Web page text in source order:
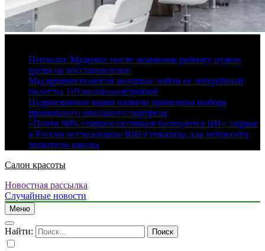
Психолог Маденко: после экзаменов ребенку нужно
время на восстановление
Мусорщики помогли женщине найти ее лотерейный
билет на 110 миллионов рублей
Подмосковные врачи назвали принципы выбора
правильного школьного портфеля
«Почти 90% старшеклассников пользуются ИИ»: первое
в России исследование ВШЭ показало, как нейросети
захватили школы
Салон красоты
Новостная рассылка
Случайные новости
Меню
Найти: